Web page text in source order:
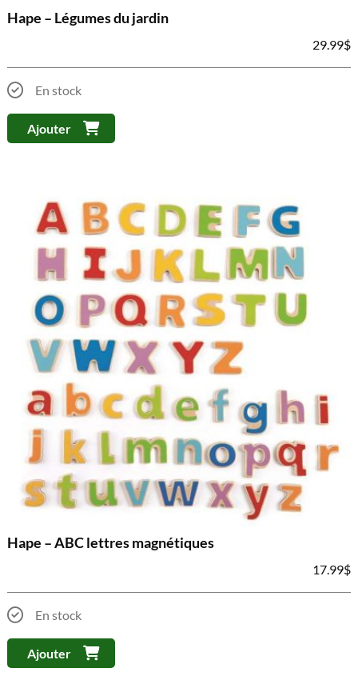
Hape – Légumes du jardin
29.99$
En stock
Ajouter
Hape – ABC lettres magnétiques
17.99$
En stock
Ajouter